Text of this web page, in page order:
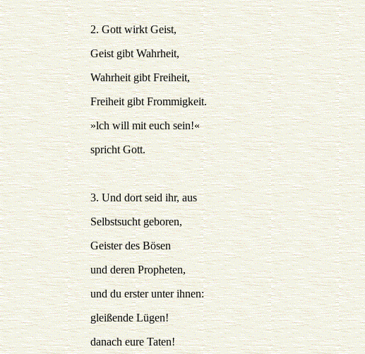
2. Gott wirkt Geist,
Geist gibt Wahrheit,
Wahrheit gibt Freiheit,
Freiheit gibt Frommigkeit.
»lch will mit euch sein!«
spricht Gott.
3. Und dort seid ihr, aus
Selbstsucht geboren,
Geister des Bösen
und deren Propheten,
und du erster unter ihnen:
gleißende Lügen!
danach eure Taten!